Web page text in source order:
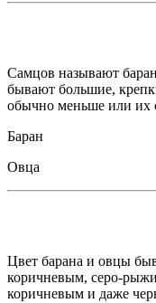
Самцов называют
бывают большие,
обычно меньше или их
Баран
Овца
Цвет барана и овцы
коричневым, серо-
коричневым и даже